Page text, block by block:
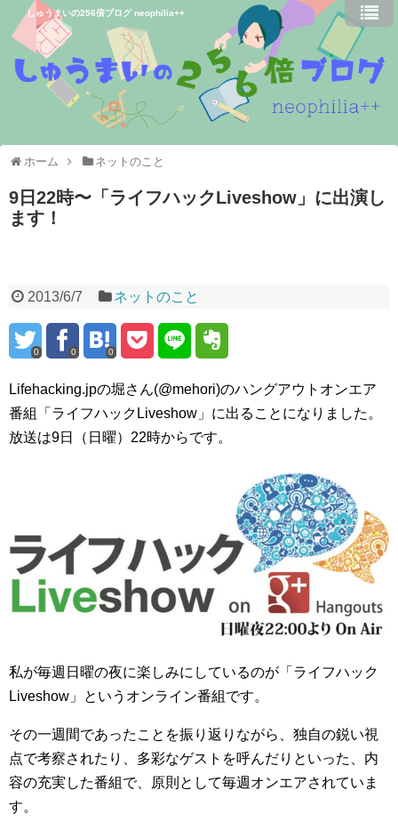
しゅうまいの256倍ブログ neophilia++
ホーム ネットのこと
9日22時〜「ライフハックLiveshow」に出演し
ます！
2013/6/7 ネットのこと
0 0 0
Lifehacking.jpの堀さん(@mehori)のハングアウトオンエア
番組「ライフハックLiveshow」に出ることになりました。
放送は9日（日曜）22時からです。
私が毎週日曜の夜に楽しみにしているのが「ライフハック
Liveshow」というオンライン番組です。
その一週間であったことを振り返りながら、独自の鋭い視
点で考察されたり、多彩なゲストを呼んだりといった、内
容の充実した番組で、原則として毎週オンエアされていま
す。